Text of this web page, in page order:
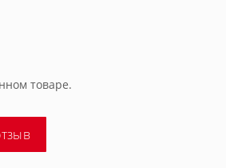
товаре.